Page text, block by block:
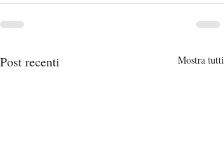
Post recenti Mostra tutti